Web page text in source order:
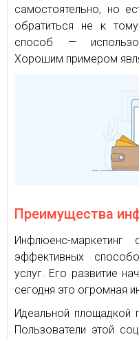
самостоятельно, но
обратиться не к
способ —
Хорошим примером
Преимущества
Инфлюенс-
эффективных
услуг. Его развитие
сегодня это огромная
Идеальной площадкой
Пользователи этой